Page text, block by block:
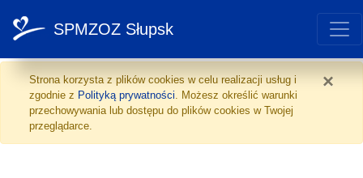
lek. med. Anita ×
Strona korzysta z plików cookies w celu realizacji usług i
zgodnie z Polityką prywatności. Możesz określić warunki
przechowywania lub dostępu do plików cookies w Twojej
przeglądarce.
SPMZOZ Słupsk